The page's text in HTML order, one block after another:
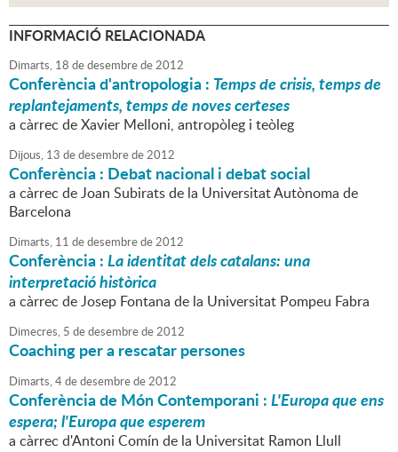
INFORMACIÓ RELACIONADA
Dimarts, 18 dedesembrede2012
Conferència d'antropologia : Temps de crisis, temps de
replantejaments, temps de noves certeses
a càrrec de Xavier Melloni, antropòleg i teòleg
Dijous, 13 dedesembrede2012
Conferència : Debat nacional i debat social
a càrrec de Joan Subirats de la Universitat Autònoma de
Barcelona
Dimarts, 11 dedesembrede2012
Conferència :La identitat dels catalans: una
interpretació històrica
a càrrec de Josep Fontana de la Universitat Pompeu Fabra
Dimecres, 5 dedesembrede2012
Coaching per a rescatar persones
Dimarts,4dedesembrede2012
Conferència de Món Contemporani :L'Europa que ens
espera; l'Europa que esperem
a càrrec d'Antoni Comín de la Universitat Ramon Llull